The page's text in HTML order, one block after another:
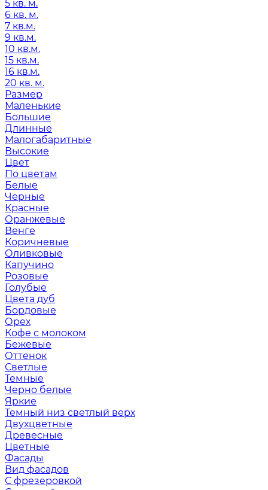
5 кв. м.
6 кв. м.
7 кв.м.
9 кв.м.
10 кв.м.
15 кв.м.
16 кв.м.
20 кв. м.
Размер
Маленькие
Большие
Длинные
Малогабаритные
Высокие
Цвет
По цветам
Белые
Черные
Красные
Оранжевые
Венге
Коричневые
Оливковые
Капучино
Розовые
Голубые
Цвета дуб
Бордовые
Орех
Кофе с молоком
Бежевые
Оттенок
Светлые
Темные
Черно белые
Яркие
Темный низ светлый верх
Двухцветные
Древесные
Цветные
Фасады
Вид фасадов
С фрезеровкой